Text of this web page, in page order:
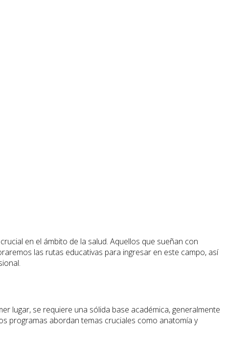
en el ámbito de la salud. Aquellos que sueñan con
las rutas educativas para ingresar en este campo, así
lugar, se requiere una sólida base académica, generalmente
programas abordan temas cruciales como anatomía y